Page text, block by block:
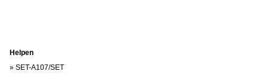
Helpen
» SET-A107/SET